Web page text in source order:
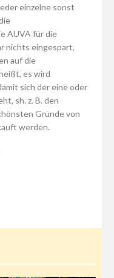
einzelne sonst
AUVA für die
nichts eingespart,
auf die
es wird
sich der eine oder
sh. z. B. den
Gründe von
werden.